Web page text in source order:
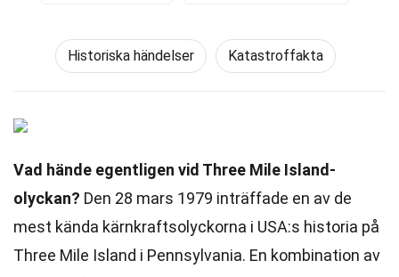
Historiska händelser Katastroffakta
Vad hände egentligen vid Three Mile Island-
olyckan? Den 28 mars 1979 inträffade en av de
mest kända kärnkraftsolyckorna i USA:s historia på
Three Mile Island i Pennsylvania. En kombination av